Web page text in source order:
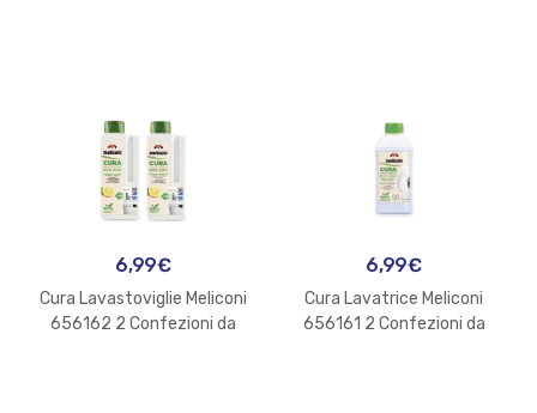
6,99€
Cura Lavastoviglie Meliconi
656162 2 Confezioni da
6,99€
Cura Lavatrice Meliconi
656161 2 Confezioni da